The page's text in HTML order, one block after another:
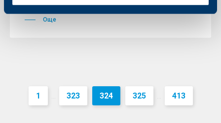
03.02.2011 г.
Още
1 ... 323 324 325 ... 413